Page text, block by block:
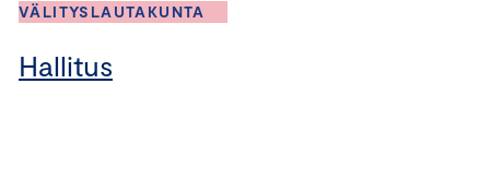
VÄLITYSLAUTAKUNTA
Hallitus